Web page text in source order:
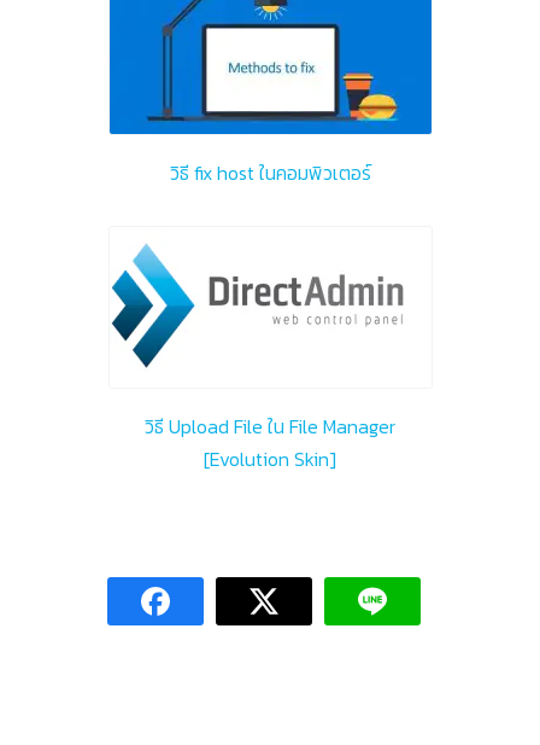
วิธี fix host ในคอมพิวเตอร์
วิธี Upload File ใน File Manager
[Evolution Skin]